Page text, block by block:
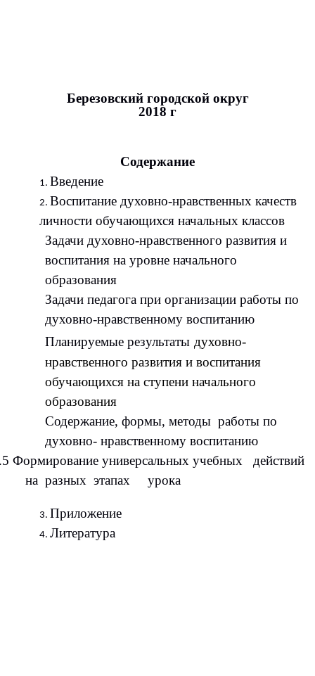
Березовский городской округ
2018 г
Содержание
Введение
Воспитание духовно-нравственных качеств
личности обучающихся начальных классов
Задачи духовно-нравственного развития и
воспитания на уровне начального
образования
Задачи педагога при организации работы по
духовно-нравственному воспитанию
Планируемые результаты духовно-
нравственного развития и воспитания
обучающихся на ступени начального
образования
Содержание, формы, методы работы по
духовно- нравственному воспитанию
Формирование универсальных учебных действий
на разных этапах урока
Приложение
Литература